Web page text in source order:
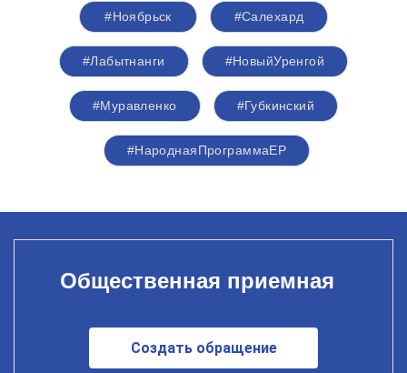
#Ноябрьск #Салехард
#Лабытнанги #НовыйУренгой
#Муравленко #Губкинский
#НароднаяПрограммаЕР
Общественная приемная
Создать обращение